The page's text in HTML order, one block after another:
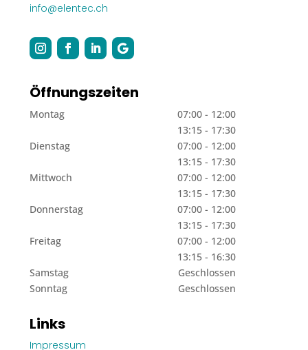
info@elentec.ch
Öffnungszeiten
Montag
07:00 - 12:00
13:15 - 17:30
Dienstag
07:00 - 12:00
13:15 - 17:30
Mittwoch
07:00 - 12:00
13:15 - 17:30
Donnerstag
07:00 - 12:00
13:15 - 17:30
Freitag
07:00 - 12:00
13:15 - 16:30
Samstag
Geschlossen
Sonntag
Geschlossen
Links
Impressum